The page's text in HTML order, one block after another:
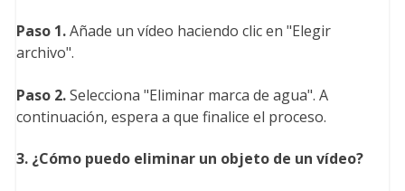
Paso 1.Añade un vídeo haciendo clic en "Elegir
archivo".
Paso 2.Selecciona "Eliminar marca de agua". A
continuación, espera a que finalice el proceso.
3. ¿Cómo puedo eliminar un objeto de un vídeo?